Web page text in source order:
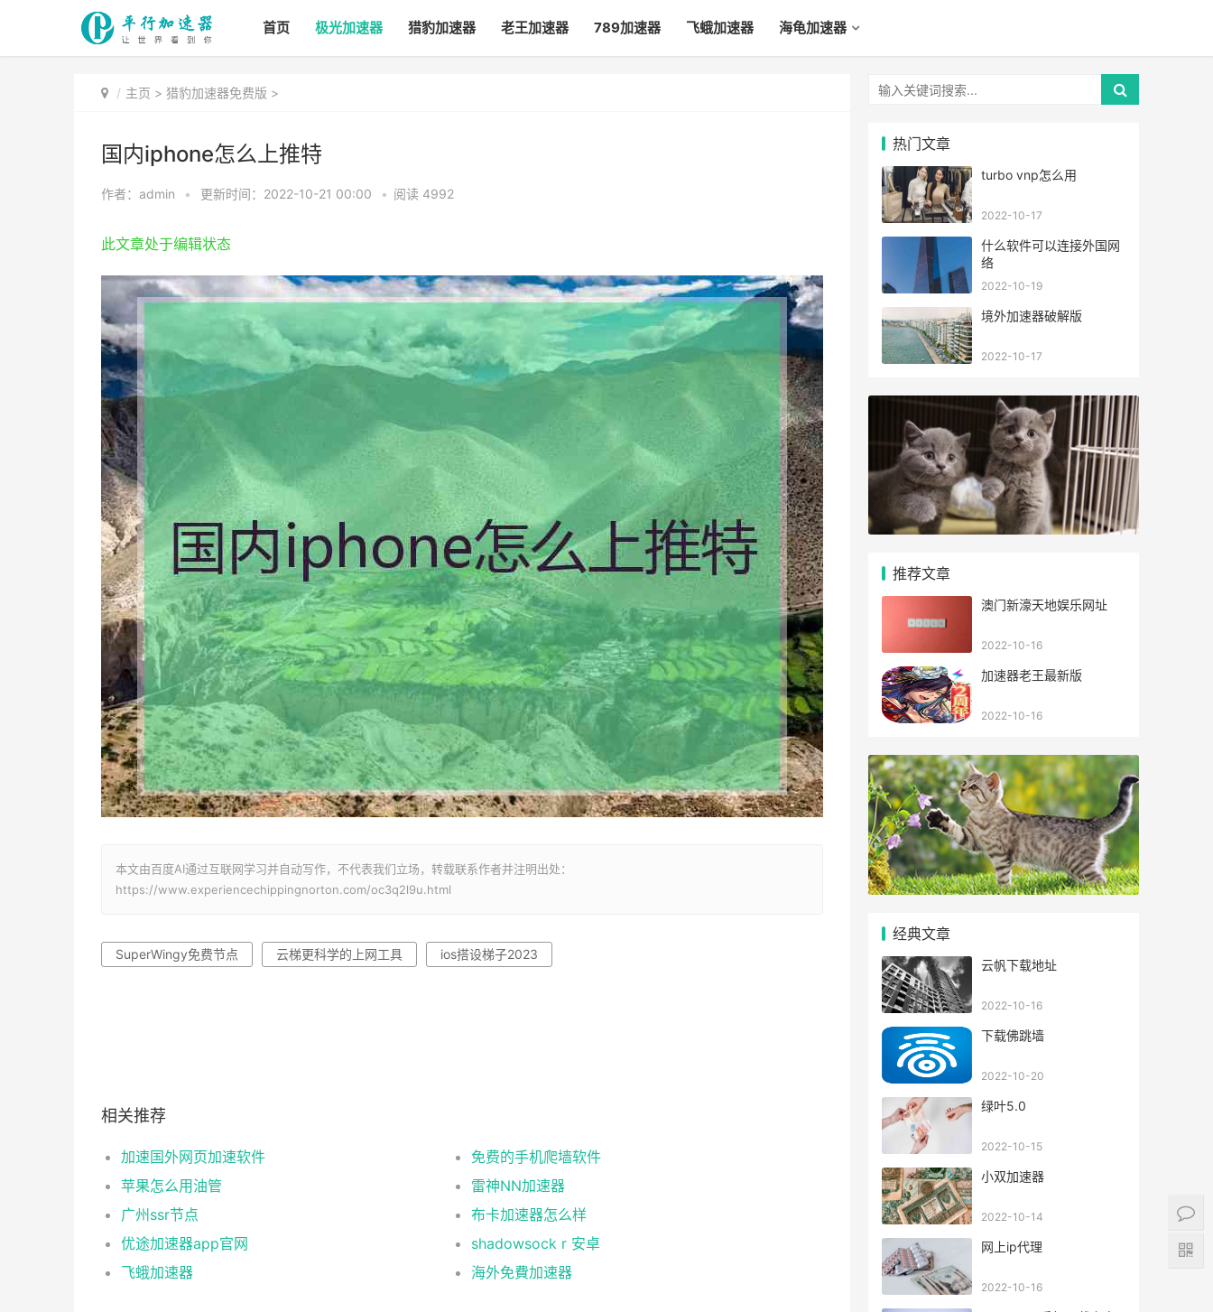
首页 极光加速器 猎豹加速器 老王加速器 789加速器 飞蛾加速器 海龟加速器
主页 > 猎豹加速器免费版 >
国内iphone怎么上推特
作者：admin • 更新时间：2022-10-21 00:00 • 阅读 4992
此文章处于编辑状态
本文由百度AI通过互联网学习并自动写作，不代表我们立场，转载联系作者并注明出处：
https://www.experiencechippingnorton.com/oc3q2l9u.html
SuperWingy免费节点 云梯更科学的上网工具 ios搭设梯子2023
相关推荐
加速国外网页加速软件
免费的手机爬墙软件
苹果怎么用油管
雷神NN加速器
广州ssr节点
布卡加速器怎么样
优途加速器app官网
shadowsock r 安卓
飞蛾加速器
海外免費加速器
热门文章
turbo vnp怎么用
2022-10-17
什么软件可以连接外国网
络
2022-10-19
境外加速器破解版
2022-10-17
推荐文章
澳门新濠天地娱乐网址
2022-10-16
加速器老王最新版
2022-10-16
经典文章
云帆下载地址
2022-10-16
下载佛跳墙
2022-10-20
绿叶5.0
2022-10-15
小双加速器
2022-10-14
网上ip代理
2022-10-16